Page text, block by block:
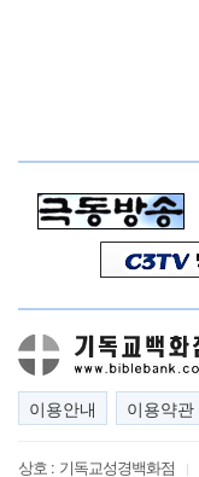
이용안내 이용약관
상호 : 기독교성경백화점 |